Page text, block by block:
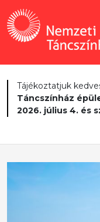
Tájékoztatjuk
Táncszínház
2026. július 4. és